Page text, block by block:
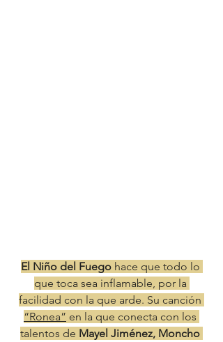
El Niño del Fuego hace que todo lo
que toca sea inflamable, por la
facilidad con la que arde. Su canción
“Ronea” en la que conecta con los
talentos de Mayel Jiménez, Moncho